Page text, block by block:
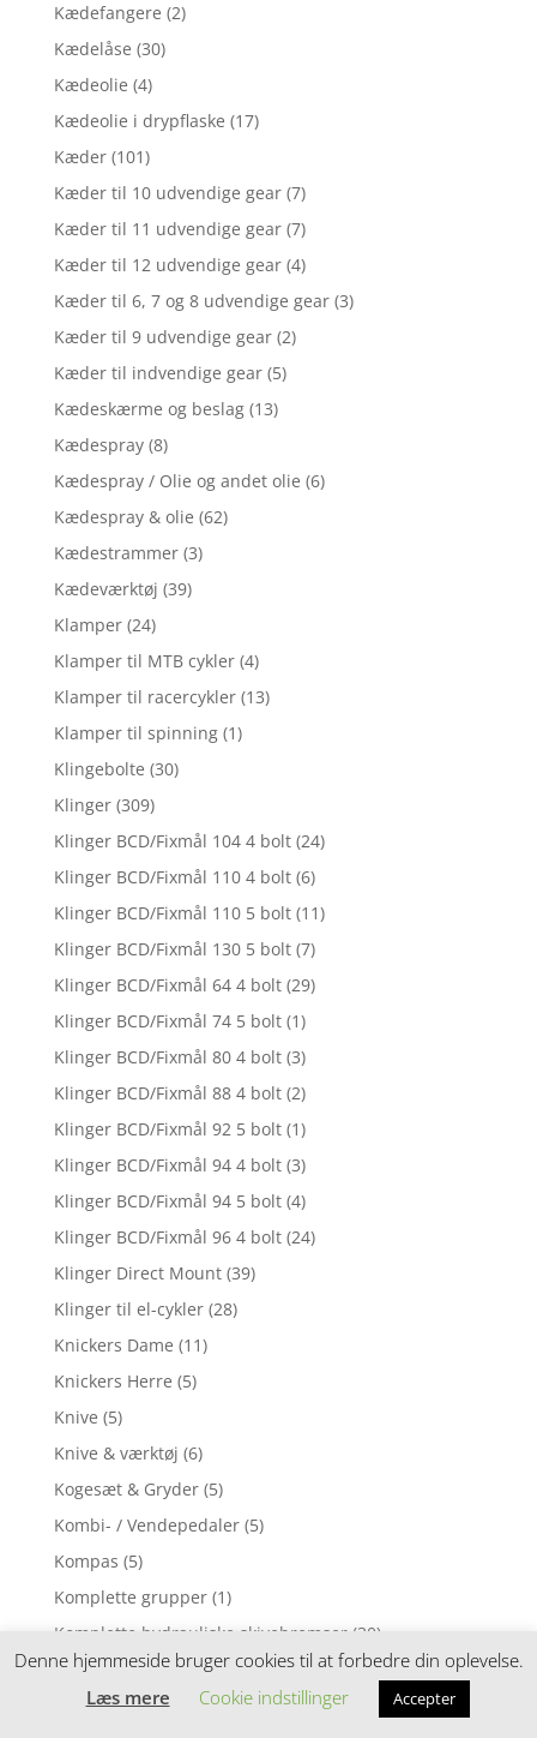
Kædefangere (2)
Kædelåse (30)
Kædeolie (4)
Kædeolie i drypflaske (17)
Kæder (101)
Kæder til 10 udvendige gear (7)
Kæder til 11 udvendige gear (7)
Kæder til 12 udvendige gear (4)
Kæder til 6, 7 og 8 udvendige gear (3)
Kæder til 9 udvendige gear (2)
Kæder til indvendige gear (5)
Kædeskærme og beslag (13)
Kædespray (8)
Kædespray / Olie og andet olie (6)
Kædespray & olie (62)
Kædestrammer (3)
Kædeværktøj (39)
Klamper (24)
Klamper til MTB cykler (4)
Klamper til racercykler (13)
Klamper til spinning (1)
Klingebolte (30)
Klinger (309)
Klinger BCD/Fixmål 104 4 bolt (24)
Klinger BCD/Fixmål 110 4 bolt (6)
Klinger BCD/Fixmål 110 5 bolt (11)
Klinger BCD/Fixmål 130 5 bolt (7)
Klinger BCD/Fixmål 64 4 bolt (29)
Klinger BCD/Fixmål 74 5 bolt (1)
Klinger BCD/Fixmål 80 4 bolt (3)
Klinger BCD/Fixmål 88 4 bolt (2)
Klinger BCD/Fixmål 92 5 bolt (1)
Klinger BCD/Fixmål 94 4 bolt (3)
Klinger BCD/Fixmål 94 5 bolt (4)
Klinger BCD/Fixmål 96 4 bolt (24)
Klinger Direct Mount (39)
Klinger til el-cykler (28)
Knickers Dame (11)
Knickers Herre (5)
Knive (5)
Knive & værktøj (6)
Kogesæt & Gryder (5)
Kombi- / Vendepedaler (5)
Kompas (5)
Komplette grupper (1)
Komplette hydrauliske skivebremser (30)
Kopper, Krus & Glas (5)
Kortholder, gpsholder m.m. (1)
Denne hjemmeside bruger cookies til at forbedre din oplevelse.
Læs mere
Cookie indstillinger Accepter